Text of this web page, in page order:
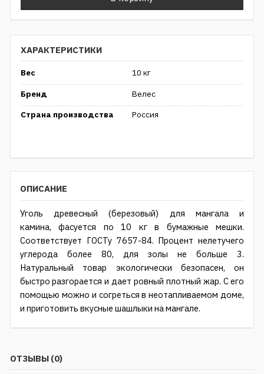
ХАРАКТЕРИСТИКИ
Вес
10 кг
Бренд
Велес
Страна производства
Россия
ОПИСАНИЕ
Уголь древесный (березовый) для мангала и
камина, фасуется по 10 кг в бумажные мешки.
Соответствует ГОСТу 7657-84. Процент нелетучего
углерода более 80, для золы не больше 3.
Натуральный товар экологически безопасен, он
быстро разгорается и дает ровный плотный жар. С его
помощью можно и согреться в неотапливаемом доме,
и приготовить вкусные шашлыки на мангале.
ОТЗЫВЫ (0)